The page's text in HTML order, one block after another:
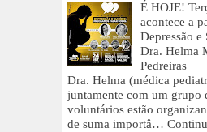
É HOJE!
acontece a
Depressão
Dra. Helma
Pedreiras
Dra. Helma (médica
juntamente com um grupo
voluntários estão
de suma importâ…